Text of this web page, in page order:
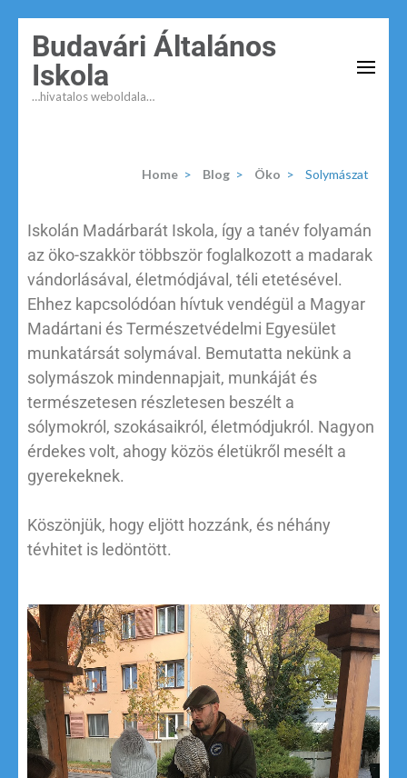
Budavári Általános
Iskola
…hivatalos weboldala…
Home > Blog > Öko > Solymászat
Iskolán Madárbarát Iskola, így a tanév folyamán
az öko-szakkör többször foglalkozott a madarak
vándorlásával, életmódjával, téli etetésével.
Ehhez kapcsolódóan hívtuk vendégül a Magyar
Madártani és Természetvédelmi Egyesület
munkatársát solymával. Bemutatta nekünk a
solymászok mindennapjait, munkáját és
természetesen részletesen beszélt a
sólymokról, szokásaikról, életmódjukról. Nagyon
érdekes volt, ahogy közös életükről mesélt a
gyerekeknek.
Köszönjük, hogy eljött hozzánk, és néhány
tévhitet is ledöntött.